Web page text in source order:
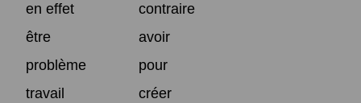
en effet
contraire
être
avoir
problème
pour
travail
créer